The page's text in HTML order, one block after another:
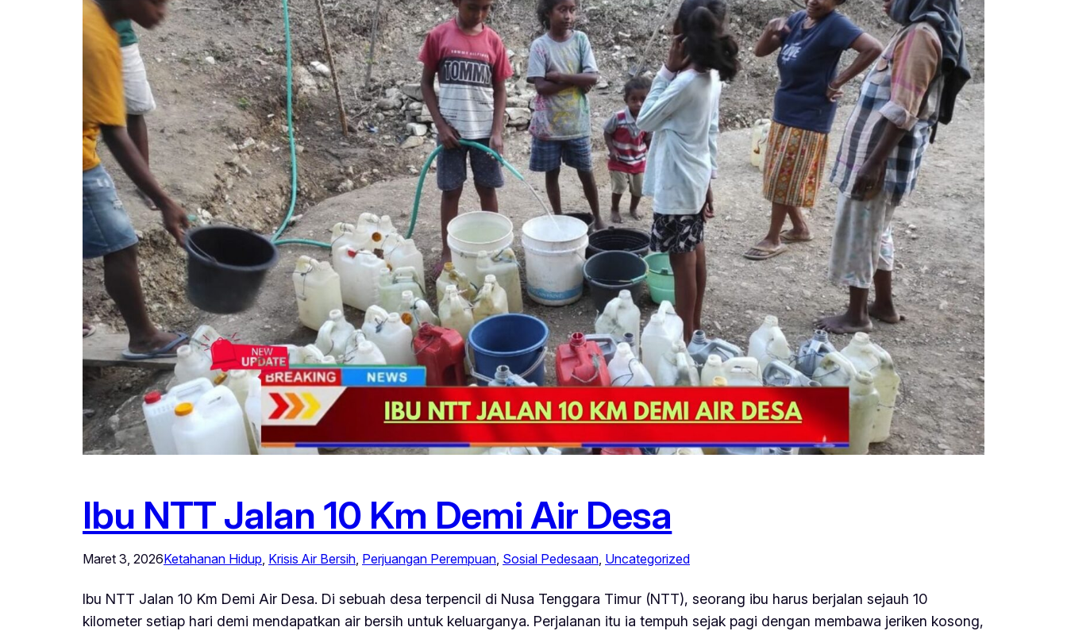
Ibu NTT Jalan 10 Km Demi Air Desa
Maret 3, 2026Ketahanan Hidup, Krisis Air Bersih, Perjuangan Perempuan, Sosial Pedesaan, Uncategorized
Ibu NTT Jalan 10 Km Demi Air Desa. Di sebuah desa terpencil di Nusa Tenggara Timur (NTT), seorang ibu harus berjalan sejauh 10
kilometer setiap hari demi mendapatkan air bersih untuk keluarganya. Perjalanan itu ia tempuh sejak pagi dengan membawa jeriken kosong,